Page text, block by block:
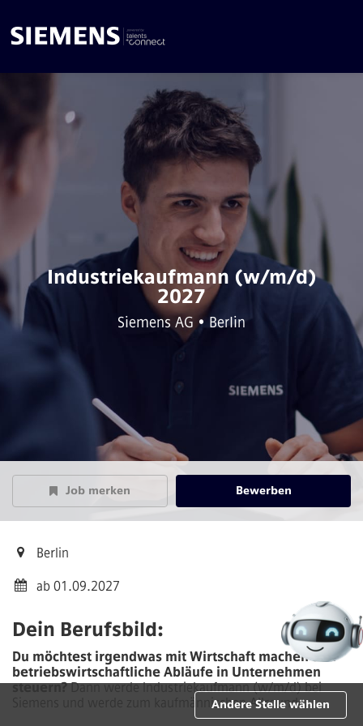
Industriekaufmann (w/m/d)
2027
Siemens AG • Berlin
Job merken Bewerben
Berlin
ab 01.09.2027
Dein Berufsbild:
Du möchtest irgendwas mit Wirtschaft machen und
betriebswirtschaftliche Abläufe in Unternehmen
steuern?Dann werde Industriekaufmann (w/m/d) bei
Siemens und werde zum kaufmännischen Allrounder.
Andere Stelle wählen